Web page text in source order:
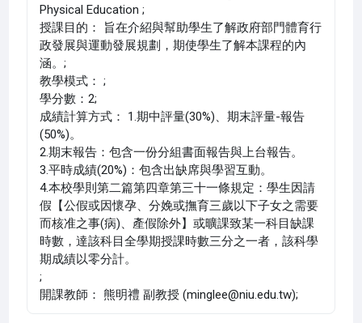
Physical Education ;
授課目的： 旨在介紹與幫助學生了解政府部門體育行
政發展與運動發展規劃，期使學生了解本課程的內
涵。;
教學模式： ;
學分數：2;
成績計算方式： 1.期中評量(30%)、期末評量-報告
(50%)。
2.期末報告：包含一份分組書面報告與上台報告。
3.平時成績(20%)：包含出缺席與學習互動。
4.本校學則第二篇第四章第三十一條規定：學生因請
假【公假或因懷孕、分娩或撫育三歲以下子女之需要
而核准之事(病)、產假除外】或曠課致某一科目缺課
時數，達該科目全學期授課時數三分之一者，該科學
期成績以零分計。
;
開課教師： 熊明禮 副教授 (minglee@niu.edu.tw);